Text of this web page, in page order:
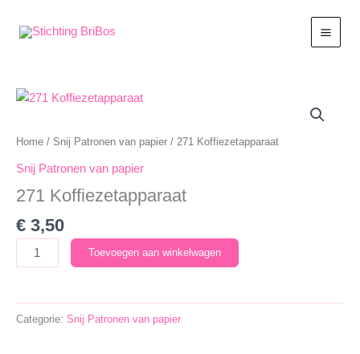
naar
Home / Snij Patronen van papier / 271 Koffiezetapparaat
Snij Patronen van papier
271 Koffiezetapparaat
€ 3,50
Koffiezetapparaat
Toevoegen aan winkelwagen
Categorie: Snij Patronen van papier